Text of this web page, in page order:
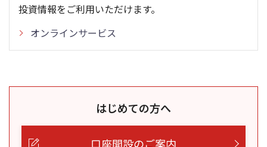
投資情報をご利用いただけます。
オンラインサービス
はじめての方へ
口座開設のご案内